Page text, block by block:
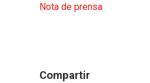
Nota de prensa
Compartir